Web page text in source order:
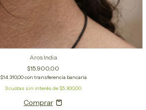
Aros India
$15.900,00
$14.310,00con transferencia bancaria
3cuotas sin interés de $5.300,00